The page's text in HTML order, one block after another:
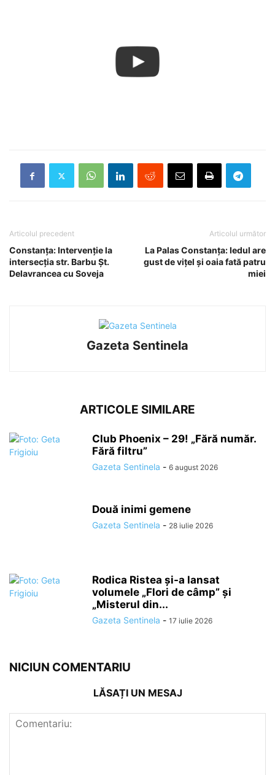
Articolul precedent
Constanța: Intervenție la
intersecția str. Barbu Șt.
Delavrancea cu Soveja
Articolul următor
La Palas Constanța: Iedul are
gust de vițel și oaia fată patru
miei
Gazeta Sentinela
ARTICOLE SIMILARE
Club Phoenix – 29! „Fără număr.
Fără filtru”
Gazeta Sentinela - 6 august 2026
Două inimi gemene
Gazeta Sentinela - 28 iulie 2026
Rodica Ristea și-a lansat
volumele „Flori de câmp” și
„Misterul din...
Gazeta Sentinela - 17 iulie 2026
NICIUN COMENTARIU
LĂSAȚI UN MESAJ